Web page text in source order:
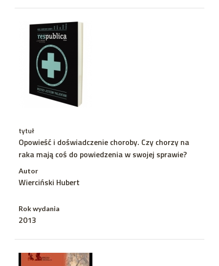
tytuł
Opowieść i doświadczenie choroby. Czy chorzy na
raka mają coś do powiedzenia w swojej sprawie?
Autor
Wierciński Hubert
Rok wydania
2013